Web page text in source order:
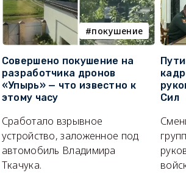
покушение
Совершено покушение на
разработчика дронов
«Упырь» — что известно к
этому часу
Сработало взрывное
устройство, заложенное под
автомобиль Владимира
Ткачука.
Сил